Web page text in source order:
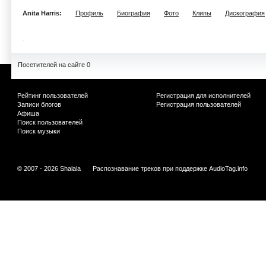
Anita Harris: Профиль Биография Фото Клипы Дискография
Посетителей на сайте 0
Рейтинг пользователей
Записи блогов
Афиша
Поиск пользователей
Поиск музыки
Регистрация для исполнителей
Регистрация пользователей
© 2007 - 2026 Shalala Распознавание треков при поддержке AudioTag.info